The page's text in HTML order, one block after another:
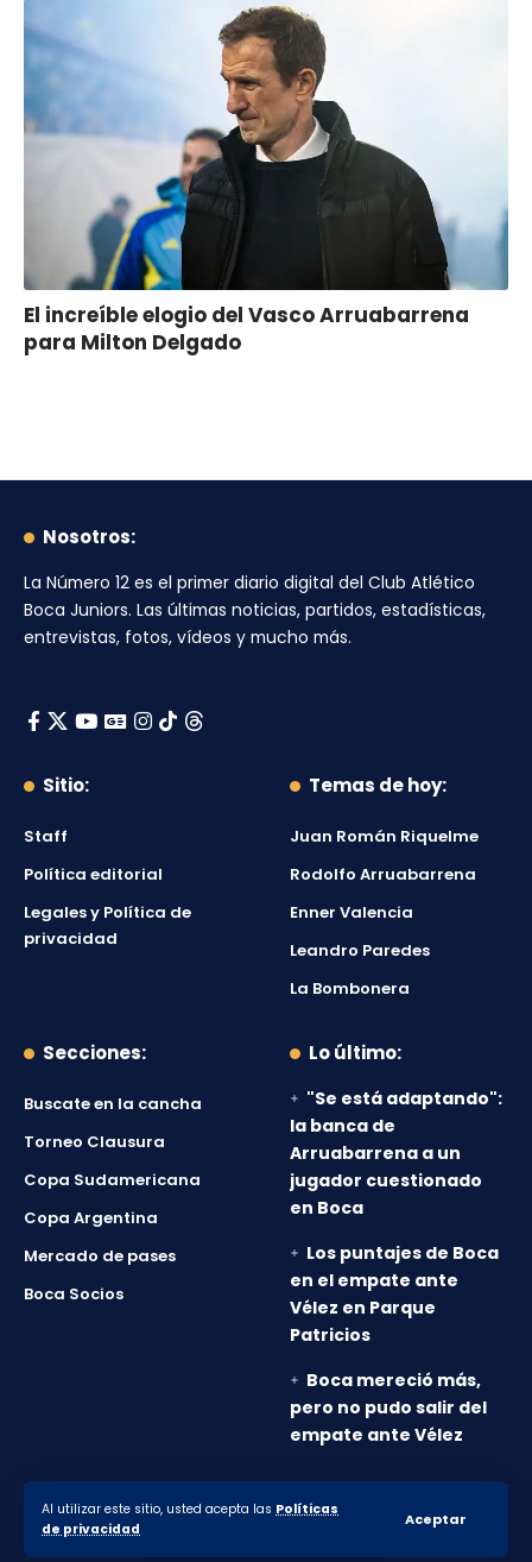
Al utilizar este sitio, usted acepta las Políticas
de privacidad
Aceptar
El increíble elogio del Vasco Arruabarrena
para Milton Delgado
Nosotros:
La Número 12 es el primer diario digital del Club Atlético
Boca Juniors. Las últimas noticias, partidos, estadísticas,
entrevistas, fotos, vídeos y mucho más.
Sitio:
Staff
Política editorial
Legales y Política de
privacidad
Temas de hoy:
Juan Román Riquelme
Rodolfo Arruabarrena
Enner Valencia
Leandro Paredes
La Bombonera
Secciones:
Buscate en la cancha
Torneo Clausura
Copa Sudamericana
Copa Argentina
Mercado de pases
Boca Socios
Lo último:
"Se está adaptando":
la banca de
Arruabarrena a un
jugador cuestionado
en Boca
Los puntajes de Boca
en el empate ante
Vélez en Parque
Patricios
Boca mereció más,
pero no pudo salir del
empate ante Vélez
© 2010-2026 Lanumero12.com.ar - Todos los derechos